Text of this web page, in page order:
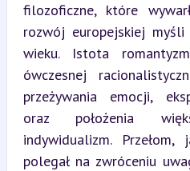
filozoficzne, które
rozwój europejskiej
wieku. Istota
ówczesnej
przeżywania emocji,
oraz położenia
indywidualizm. Przełom,
polegał na zwróceniu